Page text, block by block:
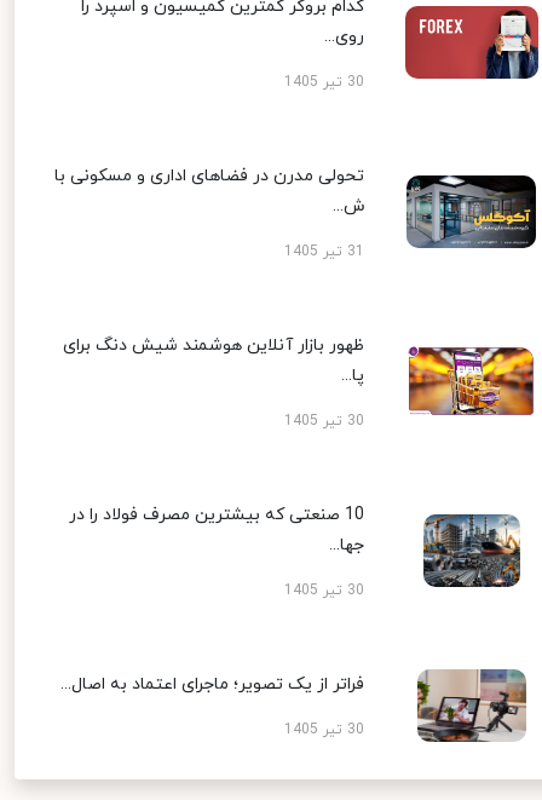
کدام بروکر کمترین کمیسیون و اسپرد را
روی...
30 تیر 1405
تحولی مدرن در فضاهای اداری و مسکونی با
ش...
ظهور بازار آنلاین هوشمند شیش دنگ برای
پا...
30 تیر 1405
10 صنعتی که بیشترین مصرف فولاد را در
جها...
30 تیر 1405
فراتر از یک تصویر؛ ماجرای اعتماد به اصال...
30 تیر 1405